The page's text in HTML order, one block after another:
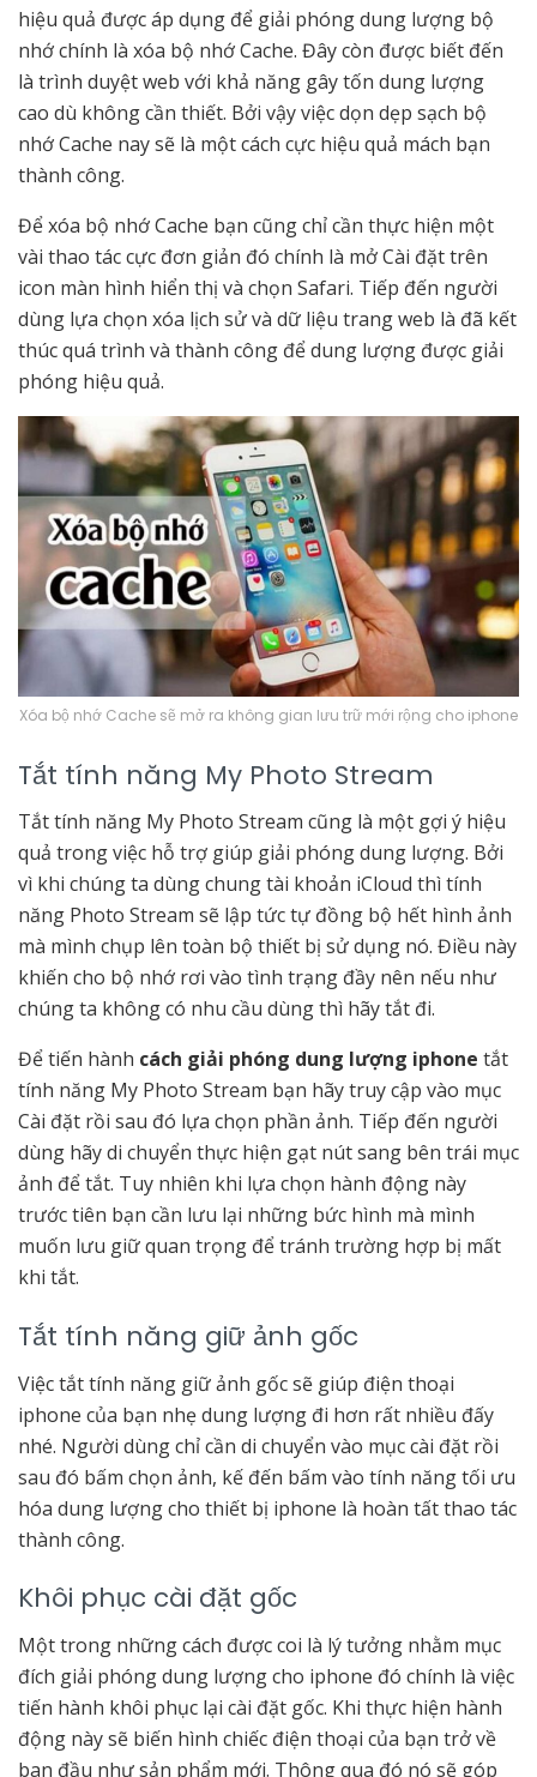
hiệu quả được áp dụng để giải phóng dung lượng bộ
nhớ chính là xóa bộ nhớ Cache. Đây còn được biết đến
là trình duyệt web với khả năng gây tốn dung lượng
cao dù không cần thiết. Bởi vậy việc dọn dẹp sạch bộ
nhớ Cache nay sẽ là một cách cực hiệu quả mách bạn
thành công.
Để xóa bộ nhớ Cache bạn cũng chỉ cần thực hiện một
vài thao tác cực đơn giản đó chính là mở Cài đặt trên
icon màn hình hiển thị và chọn Safari. Tiếp đến người
dùng lựa chọn xóa lịch sử và dữ liệu trang web là đã kết
thúc quá trình và thành công để dung lượng được giải
phóng hiệu quả.
Xóa bộ nhớ Cache sẽ mở ra không gian lưu trữ mới rộng cho iphone
Tắt tính năng My Photo Stream
Tắt tính năng My Photo Stream cũng là một gợi ý hiệu
quả trong việc hỗ trợ giúp giải phóng dung lượng. Bởi
vì khi chúng ta dùng chung tài khoản iCloud thì tính
năng Photo Stream sẽ lập tức tự đồng bộ hết hình ảnh
mà mình chụp lên toàn bộ thiết bị sử dụng nó. Điều này
khiến cho bộ nhớ rơi vào tình trạng đầy nên nếu như
chúng ta không có nhu cầu dùng thì hãy tắt đi.
Để tiến hành cách giải phóng dung lượng iphone tắt
tính năng My Photo Stream bạn hãy truy cập vào mục
Cài đặt rồi sau đó lựa chọn phần ảnh. Tiếp đến người
dùng hãy di chuyển thực hiện gạt nút sang bên trái mục
ảnh để tắt. Tuy nhiên khi lựa chọn hành động này
trước tiên bạn cần lưu lại những bức hình mà mình
muốn lưu giữ quan trọng để tránh trường hợp bị mất
khi tắt.
Tắt tính năng giữ ảnh gốc
Việc tắt tính năng giữ ảnh gốc sẽ giúp điện thoại
iphone của bạn nhẹ dung lượng đi hơn rất nhiều đấy
nhé. Người dùng chỉ cần di chuyển vào mục cài đặt rồi
sau đó bấm chọn ảnh, kế đến bấm vào tính năng tối ưu
hóa dung lượng cho thiết bị iphone là hoàn tất thao tác
thành công.
Khôi phục cài đặt gốc
Một trong những cách được coi là lý tưởng nhằm mục
đích giải phóng dung lượng cho iphone đó chính là việc
tiến hành khôi phục lại cài đặt gốc. Khi thực hiện hành
động này sẽ biến hình chiếc điện thoại của bạn trở về
ban đầu như sản phẩm mới. Thông qua đó nó sẽ góp